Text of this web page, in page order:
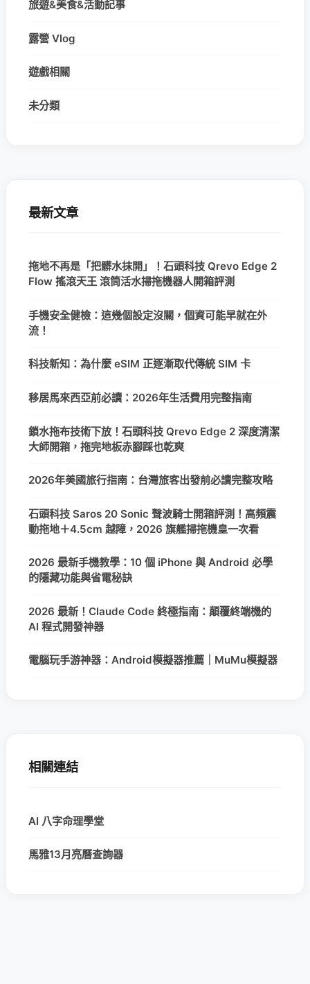
旅遊&美食&活動記事
露營 Vlog
遊戲相關
未分類
最新文章
拖地不再是「把髒水抹開」！石頭科技 Qrevo Edge 2
Flow 搖滾天王 滾筒活水掃拖機器人開箱評測
手機安全健檢：這幾個設定沒關，個資可能早就在外
流！
科技新知：為什麼 eSIM 正逐漸取代傳統 SIM 卡
移居馬來西亞前必讀：2026年生活費用完整指南
鎖水拖布技術下放！石頭科技 Qrevo Edge 2 深度清潔
大師開箱，拖完地板赤腳踩也乾爽
2026年美國旅行指南：台灣旅客出發前必讀完整攻略
石頭科技 Saros 20 Sonic 聲波騎士開箱評測！高頻震
動拖地＋4.5cm 越障，2026 旗艦掃拖機皇一次看
2026 最新手機教學：10 個 iPhone 與 Android 必學
的隱藏功能與省電秘訣
2026 最新！Claude Code 終極指南：顛覆終端機的
AI 程式開發神器
電腦玩手游神器：Android模擬器推薦｜MuMu模擬器
相關連結
AI 八字命理學堂
馬雅13月亮曆查詢器